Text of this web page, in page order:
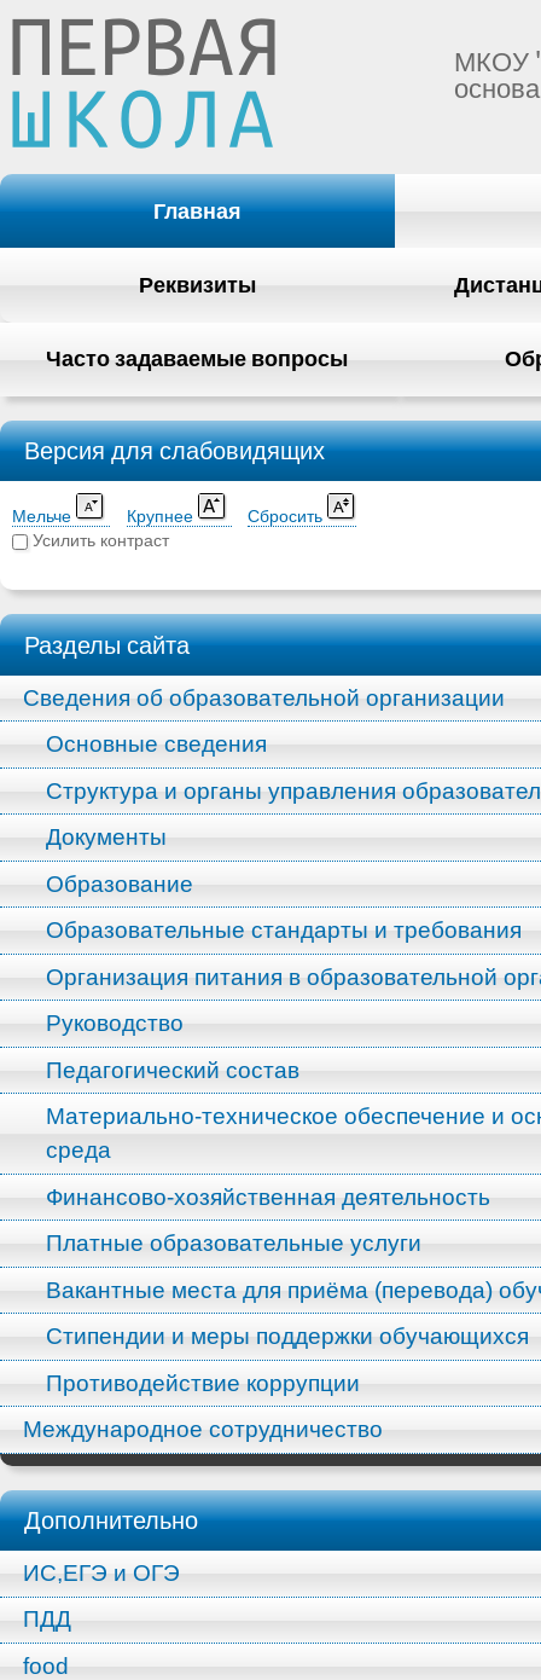
МКОУ
Главная
Реквизиты
Часто задаваемые вопросы
Версия для слабовидящих
Мельче Крупнее
Сбросить
Усилить контраст
Разделы сайта
Сведения об образовательной организации
Основные сведения
Структура и органы управления
Документы
Образование
Образовательные стандарты и требования
Организация питания в образовательной
Руководство
Педагогический состав
Материально-техническое обеспечение и
среда
Финансово-хозяйственная деятельность
Платные образовательные услуги
Вакантные места для приёма (перевода)
Стипендии и меры поддержки обучающихся
Противодействие коррупции
Международное сотрудничество
Дополнительно
ИС,ЕГЭ и ОГЭ
ПДД
food